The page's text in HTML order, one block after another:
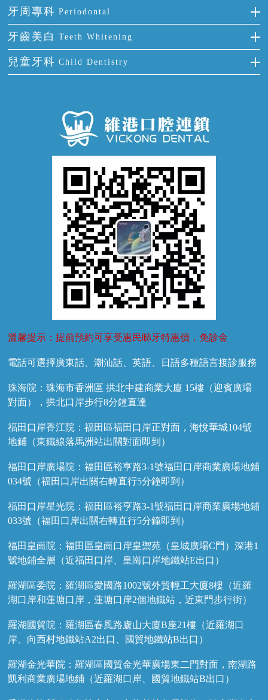
全口缺失
牙齒稀疏
四環素牙
活動假牙
牙貼面
智齒
根管治療
拔牙
牙痛
正確刷牙
全國愛牙日
預防牙病
牙科通識
牙周專科 Periodontal
牙周炎
牙齦出血
牙齦炎
牙齦萎縮
牙齒美白 Teeth Whitening
冷光美白
兒童牙科 Child Dentistry
溫馨提示：提前預約可享受惠民睇牙特惠價，免診金
電話可選擇廣東話、潮汕話、英語、日語多種語言接診服務
珠海院：珠海市香洲區 拱北中建商業大廈 15樓（迎賓廣場
對面），拱北口岸步行8分鐘直達
福田口岸香江院：福田區福田口岸正對面，海悅華城104號
地鋪（東鐵線落馬洲站出關對面即到）
福田口岸廣場院：福田區裕亨路3-1號福田口岸商業廣場地鋪
034號（福田口岸出關右轉直行5分鐘即到）
福田口岸星光院：福田區裕亨路3-1號福田口岸商業廣場地鋪
033號（福田口岸出關右轉直行5分鐘即到）
福田皇崗院：福田區皇崗口岸皇禦苑（皇城廣場C門）深港1
號地鋪全層（近福田口岸、皇崗口岸地鐵站E出口）
羅湖區委院：羅湖區愛國路1002號外貿輕工大廈8樓（近羅
湖口岸和蓮塘口岸，蓮塘口岸2個地鐵站，近東門步行街）
羅湖國貿院：羅湖區春風路廬山大廈B座21樓（近羅湖口
岸、向西村地鐵站A2出口、國貿地鐵站B出口）
羅湖金光華院：羅湖區國貿金光華廣場東二門對面，南湖路
凱利商業廣場地鋪（近羅湖口岸、國貿地鐵站B出口）